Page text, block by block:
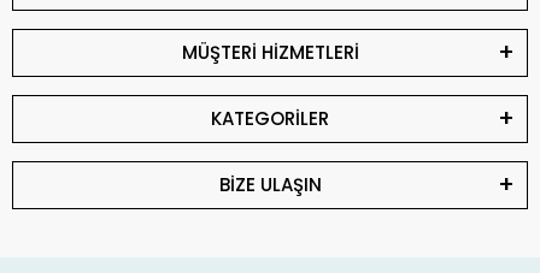
MÜŞTERİ HİZMETLERİ
KATEGORİLER
BİZE ULAŞIN